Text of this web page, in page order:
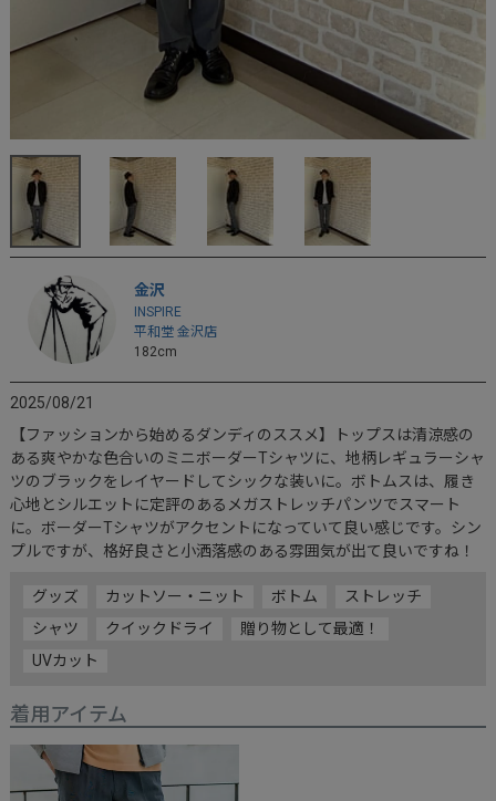
金沢
INSPIRE
平和堂 金沢店
182cm
2025/08/21
【ファッションから始めるダンディのススメ】トップスは清涼感の
ある爽やかな色合いのミニボーダーTシャツに、地柄レギュラーシャ
ツのブラックをレイヤードしてシックな装いに。ボトムスは、履き
心地とシルエットに定評のあるメガストレッチパンツでスマート
に。ボーダーTシャツがアクセントになっていて良い感じです。シン
プルですが、格好良さと小洒落感のある雰囲気が出て良いですね！
グッズ カットソー・ニット ボトム
ストレッチ
シャツ
クイックドライ
贈り物として最適！
UVカット
着用アイテム